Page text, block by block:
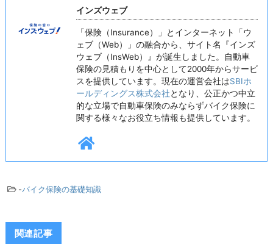
インズウェブ
「保険（Insurance）」とインターネット「ウ
ェブ（Web）」の融合から、サイト名『インズ
ウェブ（InsWeb）』が誕生しました。自動車
保険の見積もりを中心として2000年からサービ
スを提供しています。現在の運営会社はSBIホ
ールディングス株式会社となり、公正かつ中立
的な立場で自動車保険のみならずバイク保険に
関する様々なお役立ち情報も提供しています。
-バイク保険の基礎知識
関連記事